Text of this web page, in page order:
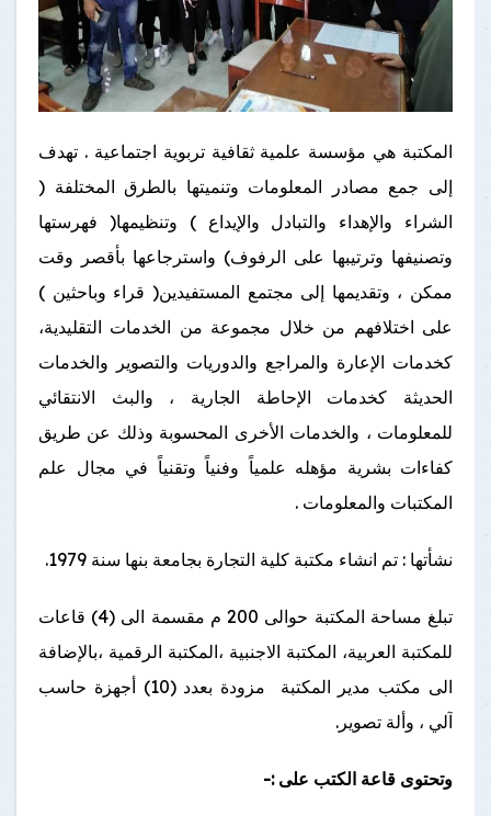
المكتبة هي مؤسسة علمية ثقافية تربوية اجتماعية . تهدف
إلى جمع مصادر المعلومات وتنميتها بالطرق المختلفة (
الشراء والإهداء والتبادل والإيداع ) وتنظيمها( فهرستها
وتصنيفها وترتيبها على الرفوف) واسترجاعها بأقصر وقت
ممكن ، وتقديمها إلى مجتمع المستفيدين( قراء وباحثين )
على اختلافهم من خلال مجموعة من الخدمات التقليدية،
كخدمات الإعارة والمراجع والدوريات والتصوير والخدمات
الحديثة كخدمات الإحاطة الجارية ، والبث الانتقائي
للمعلومات ، والخدمات الأخرى المحسوبة وذلك عن طريق
كفاءات بشرية مؤهله علمياً وفنياً وتقنياً في مجال علم
المكتبات والمعلومات .
نشأتها : تم انشاء مكتبة كلية التجارة بجامعة بنها سنة 1979.
تبلغ مساحة المكتبة حوالى 200 م مقسمة الى (4) قاعات
للمكتبة العربية، المكتبة الاجنبية ،المكتبة الرقمية ،بالإضافة
الى مكتب مدير المكتبة مزودة بعدد (10) أجهزة حاسب
آلي ، وألة تصوير.
وتحتوى قاعة الكتب على :-